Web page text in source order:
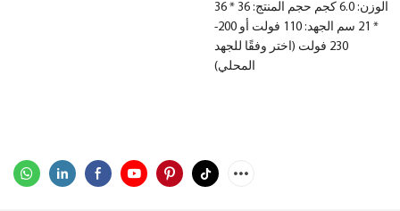
الوزن: 6.0 كجم حجم المنتج: 36 * 36
* 21 سم الجهد: 110 فولت أو 200-
230 فولت (اختر وفقًا للجهد
المحلي)